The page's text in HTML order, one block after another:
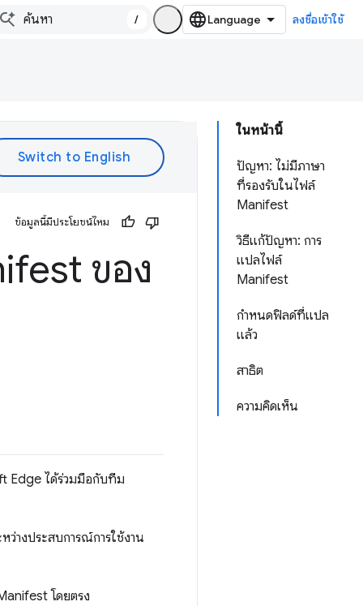
/ ลงชื่อเข้าใช้
ในหน้านี้
ปัญหา: ไม่มีภาษา
ที่รองรับในไฟล์
Manifest
วิธีแก้ปัญหา: การ
แปลไฟล์
Manifest
กำหนดฟิลด์ที่แปล
แล้ว
สาธิต
ความคิดเห็น
ข้อมูลนี้มีประโยชน์ไหม
ของ
Edge ได้ร่วมมือกับทีม
างประสบการณ์การใช้งาน
โดยตรง